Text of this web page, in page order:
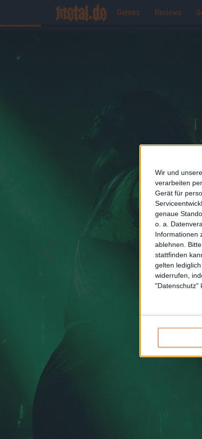
Wir und
verarbeiten
Gerät für
genaue
o. a.
Informationen
ablehnen.
stattfinden
gelten
widerrufen,
"Datenschutz"
Genres Reviews